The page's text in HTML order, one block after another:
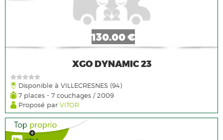
130.00 €
XGO DYNAMIC 23
Disponible à VILLECRESNES (94)
7 places - 7 couchages / 2009
Proposé par VITOR